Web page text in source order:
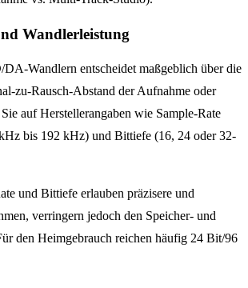
Wandlerleistung
Wandlern entscheidet maßgeblich über die
zu-Rausch-Abstand der Aufnahme oder
auf Herstellerangaben wie Sample-Rate
bis 192 kHz) und Bittiefe (16, 24 oder 32-
und Bittiefe erlauben präzisere und
verringern jedoch den Speicher- und
den Heimgebrauch reichen häufig 24 Bit/96